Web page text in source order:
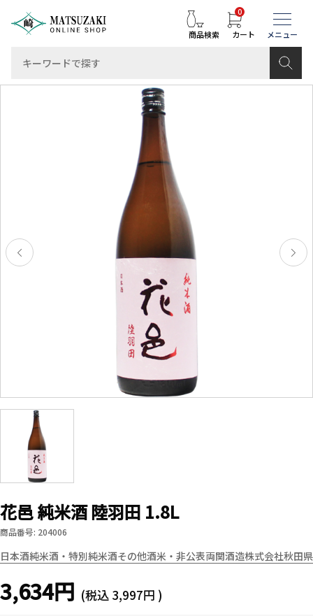
商品検索 カート
0
花邑 純米酒 陸羽田 1.8L
商品番号: 204006
日本酒純米酒・特別純米酒その他酒米・非公表両関酒造株式会社秋田県
3,634円 (税込 3,997円 )